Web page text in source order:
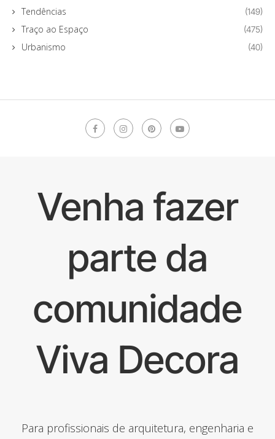
Tendências (149)
Traço ao Espaço (475)
Urbanismo (40)
Venha fazer
parte da
comunidade
Viva Decora
Para profissionais de arquitetura, engenharia e